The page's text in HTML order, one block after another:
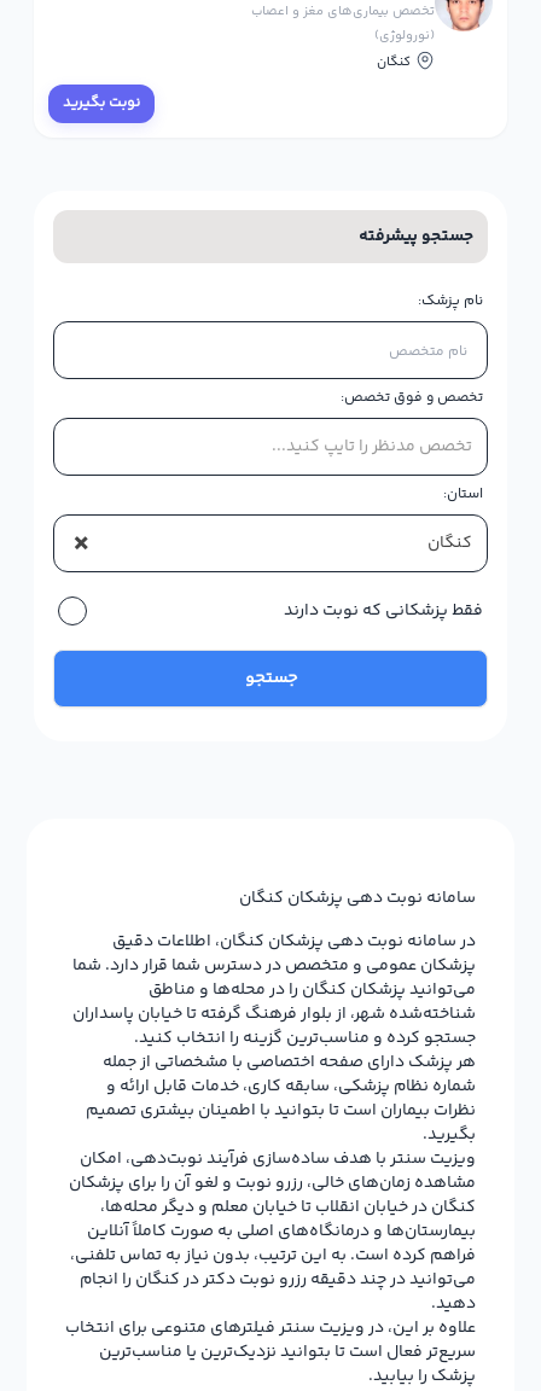
تخصص بیماری‌های مغز و اعصاب
(نورولوژی)
کنگان
نوبت بگیرید
جستجو پیشرفته
نام پزشک:
تخصص و فوق تخصص:
تخصص مدنظر را تایپ کنید...
استان:
× کنگان
فقط پزشکانی که نوبت دارند
جستجو
سامانه نوبت دهی پزشکان کنگان
در سامانه نوبت دهی پزشکان کنگان، اطلاعات دقیق
پزشکان عمومی و متخصص در دسترس شما قرار دارد. شما
می‌توانید پزشکان کنگان را در محله‌ها و مناطق
شناخته‌شده‌ شهر، از بلوار فرهنگ گرفته تا خیابان پاسداران
جستجو کرده و مناسب‌ترین گزینه را انتخاب کنید.
هر پزشک دارای صفحه اختصاصی با مشخصاتی از جمله
شماره نظام پزشکی، سابقه کاری، خدمات قابل ارائه و
نظرات بیماران است تا بتوانید با اطمینان بیشتری تصمیم
بگیرید.
ویزیت سنتر با هدف ساده‌سازی فرآیند نوبت‌دهی، امکان
مشاهده زمان‌های خالی، رزرو نوبت و لغو آن را برای پزشکان
کنگان در خیابان انقلاب تا خیابان معلم و دیگر محله‌ها،
بیمارستان‌ها و درمانگاه‌های اصلی به صورت کاملاً آنلاین
فراهم کرده است. به این ترتیب، بدون نیاز به تماس تلفنی،
می‌توانید در چند دقیقه رزرو نوبت دکتر در کنگان را انجام
دهید.
علاوه بر این، در ویزیت سنتر فیلترهای متنوعی برای انتخاب
سریع‌تر فعال است تا بتوانید نزدیک‌ترین یا مناسب‌ترین
پزشک را بیابید.